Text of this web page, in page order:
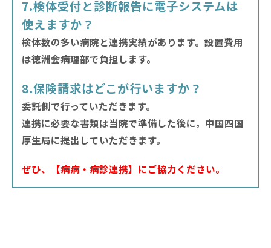
7.検体受付と診断報告に電子システムは
使えますか？
検体数の多い病院と連携実績があります。設置費用
は徳洲会病理部で負担します。
8.保険請求はどこが行いますか？
委託側で行っていただきます。
連携に必要な書類は当院で準備した後に，中国四国
厚生局に提出していただきます。
ぜひ、【病病・病診連携】にご協力ください。